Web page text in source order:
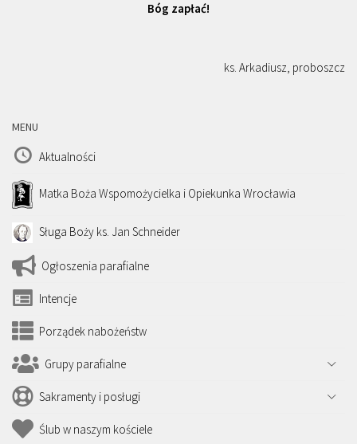
Bóg zapłać!
ks. Arkadiusz, proboszcz
MENU
Aktualności
Matka Boża Wspomożycielka i Opiekunka Wrocławia
Sługa Boży ks. Jan Schneider
Ogłoszenia parafialne
Intencje
Porządek nabożeństw
Grupy parafialne
Sakramenty i posługi
Ślub w naszym kościele